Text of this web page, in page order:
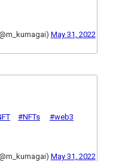
May 31, 2022
#NFTs
#web3
May 31, 2022